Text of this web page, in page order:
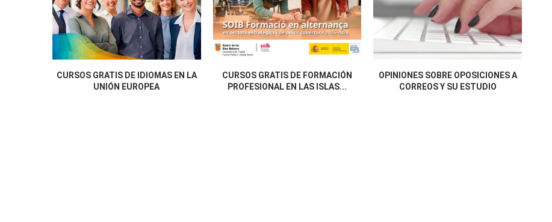
CURSOS GRATIS DE IDIOMAS EN LA
UNIÓN EUROPEA
CURSOS GRATIS DE FORMACIÓN
PROFESIONAL EN LAS ISLAS...
OPINIONES SOBRE OPOSICIONES A
CORREOS Y SU ESTUDIO